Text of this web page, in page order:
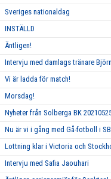
Sveriges nationaldag
INSTÄLLD
Äntligen!
Intervju med damlags tränare
Vi är ladda för match!
Morsdag!
Nyheter från Solberga BK
Nu är vi i gång med Gå-fotboll i
Lottning klar i Victoria och
Intervju med Safia Jaouhari